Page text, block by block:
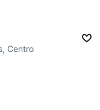
Centro